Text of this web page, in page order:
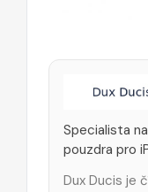
Specialista
pouzdra pro
Dux Ducis je